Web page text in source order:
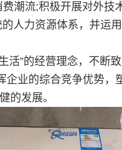
潮流;积极开展对外技
人力资源体系，并运
活”的经营理念，不断
业的综合竞争优势，
的发展。